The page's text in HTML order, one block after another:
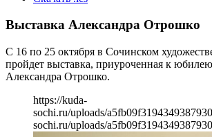
Выставка Александра Отрошко
С 16 по 25 октября в Сочинском
пройдет выставка, приуроченная к
Александра Отрошко.
https://kuda-
sochi.ru/uploads/
sochi.ru/uploads/